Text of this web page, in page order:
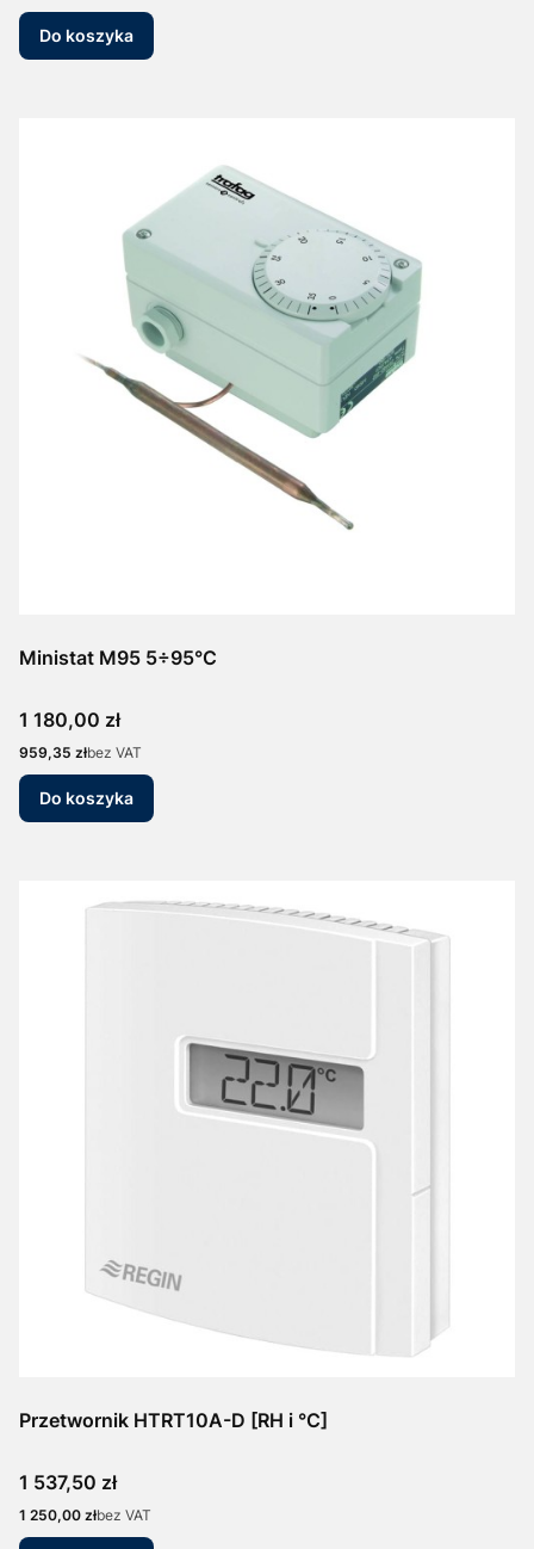
Do koszyka
Ministat M95 5÷95°C
Cena
1 180,00 zł
Cena
959,35 złbez VAT
Do koszyka
Przetwornik HTRT10A-D [RH i °C]
Cena
1 537,50 zł
Cena
1 250,00 złbez VAT